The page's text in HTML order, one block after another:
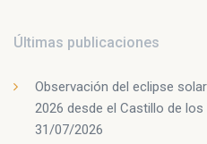
Últimas publicaciones
Observación del eclipse
2026 desde el Castillo de los
31/07/2026